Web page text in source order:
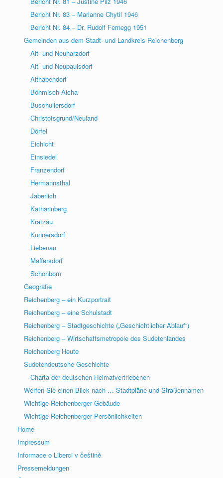
Bericht Nr. 83 – Marianne Chytil 1946
Bericht Nr. 84 – Dr. Rudolf Fernegg 1951
Gemeinden aus dem Stadt- und Landkreis Reichenberg
Alt- und Neuharzdorf
Alt- und Neupaulsdorf
Althabendorf
Böhmisch-Aicha
Buschullersdorf
Christofsgrund/Neuland
Dörfel
Eichicht
Einsiedel
Franzendorf
Hermannsthal
Jaberlich
Katharinberg
Kratzau
Kunnersdorf
Liebenau
Maffersdorf
Schönborn
Geografie
Reichenberg – ein Kurzportrait
Reichenberg – eine Schulstadt
Reichenberg – Stadtgeschichte („Geschichtlicher Ablauf“)
Reichenberg – Wirtschaftsmetropole des Sudetenlandes
Reichenberg Heute
Sudetendeutsche Geschichte
Charta der deutschen Heimatvertriebenen
Werfen Sie einen Blick nach … Stadtpläne und Straßennamen
Wichtige Reichenberger Gebäude
Wichtige Reichenberger Persönlichkeiten
Home
Impressum
Informace o Liberci v češtině
Pressemeldungen